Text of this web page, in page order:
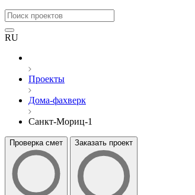
RU
Проекты
Дома-фахверк
Санкт-Мориц-1
Проверка смет Заказать проект